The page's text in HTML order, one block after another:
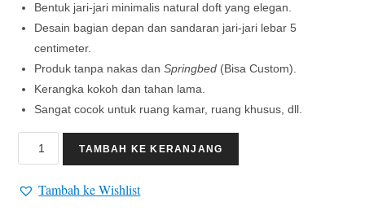
Bentuk jari-jari minimalis natural doft yang elegan.
Desain bagian depan dan sandaran jari-jari lebar 5
centimeter.
Produk tanpa nakas danSpringbed (Bisa Custom).
Kerangka kokoh dan tahan lama.
Sangat cocok untuk ruang kamar, ruang khusus, dll.
TAMBAH KE KERANJANG
Tambah ke Wishlist